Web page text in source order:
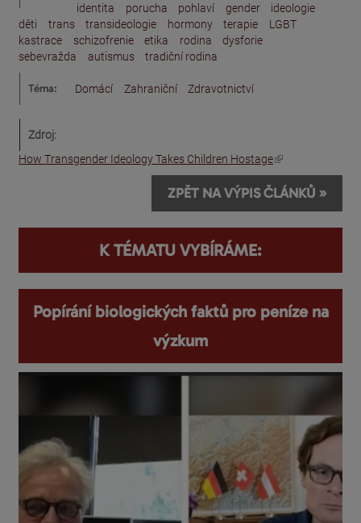
identita
porucha pohlaví gender
ideologie
děti
trans transideologie hormony terapie
LGBT
kastrace
schizofrenie etika rodina
dysforie
sebevražda
autismus tradiční rodina
Téma: Domácí Zahraniční Zdravotnictví
Zdroj:
How Transgender Ideology Takes Children Hostage
(odkaz je externí)
ZPĚT NA VÝPIS ČLÁNKŮ »
K TÉMATU VYBÍRÁME:
Popírání biologických faktů pro peníze na
výzkum